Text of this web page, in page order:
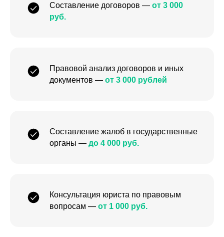
Составление договоров — от 3 000
руб.
Правовой анализ договоров и иных
документов — от 3 000 рублей
Составление жалоб в государственные
органы — до 4 000 руб.
Консультация юриста по правовым
вопросам — от 1 000 руб.